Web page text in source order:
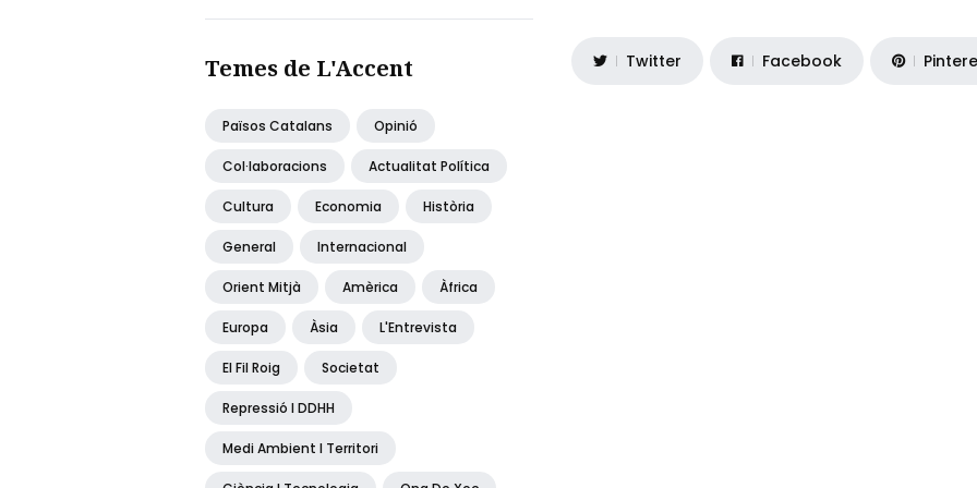
Temes de L'Accent
Països Catalans Opinió
Col·laboracions Actualitat Política
Cultura Economia Història
General Internacional
Orient Mitjà Amèrica Àfrica
Europa Àsia L'Entrevista
El Fil Roig Societat
Repressió I DDHH
Medi Ambient I Territori
Twitter Facebook